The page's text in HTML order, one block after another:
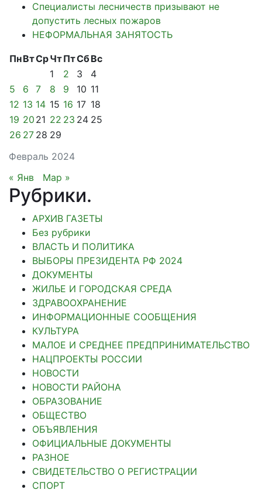
Специалисты лесничеств призывают не
допустить лесных пожаров
НЕФОРМАЛЬНАЯ ЗАНЯТОСТЬ
Февраль 2024
ПнВтСрЧтПтСбВс
1
2 3
4
5
6 7 8 9 10 11
12 13 14 15 16 17 18
19 20 21 22 23 24 25
26 27 28 29
« Янв Мар »
Рубрики.
АРХИВ ГАЗЕТЫ
Без рубрики
ВЛАСТЬ И ПОЛИТИКА
ВЫБОРЫ ПРЕЗИДЕНТА РФ 2024
ДОКУМЕНТЫ
ЖИЛЬЕ И ГОРОДСКАЯ СРЕДА
ЗДРАВООХРАНЕНИЕ
ИНФОРМАЦИОННЫЕ СООБЩЕНИЯ
КУЛЬТУРА
МАЛОЕ И СРЕДНЕЕ ПРЕДПРИНИМАТЕЛЬСТВО
НАЦПРОЕКТЫ РОССИИ
НОВОСТИ
НОВОСТИ РАЙОНА
ОБРАЗОВАНИЕ
ОБЩЕСТВО
ОБЪЯВЛЕНИЯ
ОФИЦИАЛЬНЫЕ ДОКУМЕНТЫ
РАЗНОЕ
СВИДЕТЕЛЬСТВО О РЕГИСТРАЦИИ
СПОРТ